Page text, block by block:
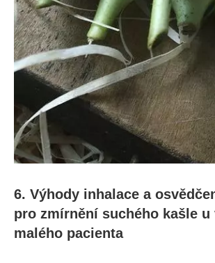
6. ⁢Výhody inhalace a
⁣pro‌ zmírnění suchého kašle u
malého pacienta